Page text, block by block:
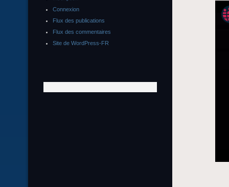
Connexion
Flux des publications
Flux des commentaires
Site de WordPress-FR